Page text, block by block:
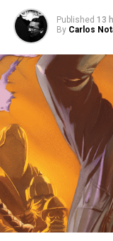
UP NEXT
Gears of War 6
dar señales de
DON'T MISS
The Punisher
Born Again
Carlos
Una
Yasmine está
estilo de juego
tiporushdown,
Published 13
By Carlos